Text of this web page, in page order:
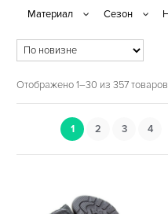
Отображено 1–30 из 357 товаров
1 2 3 4